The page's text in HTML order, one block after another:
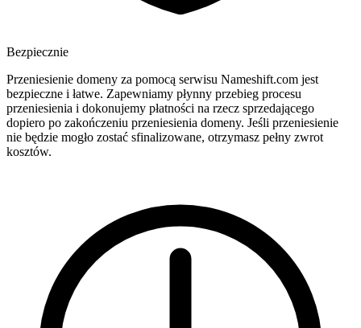
Bezpiecznie
Przeniesienie domeny za pomocą serwisu Nameshift.com jest
bezpieczne i łatwe. Zapewniamy płynny przebieg procesu
przeniesienia i dokonujemy płatności na rzecz sprzedającego
dopiero po zakończeniu przeniesienia domeny. Jeśli przeniesienie
nie będzie mogło zostać sfinalizowane, otrzymasz pełny zwrot
kosztów.